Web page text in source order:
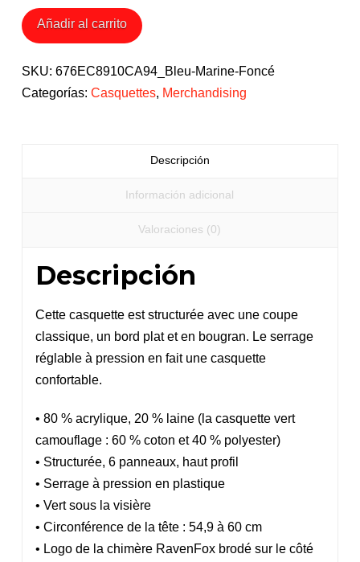
3D
Text
Añadir al carrito
SKU: 676EC8910CA94_Bleu-Marine-Foncé
Categorías: Casquettes, Merchandising
Descripción
Información adicional
Valoraciones (0)
Descripción
Cette casquette est structurée avec une coupe
classique, un bord plat et en bougran. Le serrage
réglable à pression en fait une casquette
confortable.
• 80 % acrylique, 20 % laine (la casquette vert
camouflage : 60 % coton et 40 % polyester)
• Structurée, 6 panneaux, haut profil
• Serrage à pression en plastique
• Vert sous la visière
• Circonférence de la tête : 54,9 à 60 cm
• Logo de la chimère RavenFox brodé sur le côté